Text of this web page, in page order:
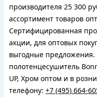
производителя 25 300
ассортимент товаров
Сертифицированная
акции, для оптовых
выгодные предложения.
полотенцесушитель
UP, Хром оптом и в
телефону: +7 (495) 664-